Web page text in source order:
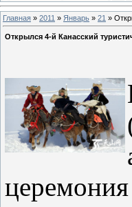
Главная » 2011 » Январь » 21 »
Открылся 4-й Канасский